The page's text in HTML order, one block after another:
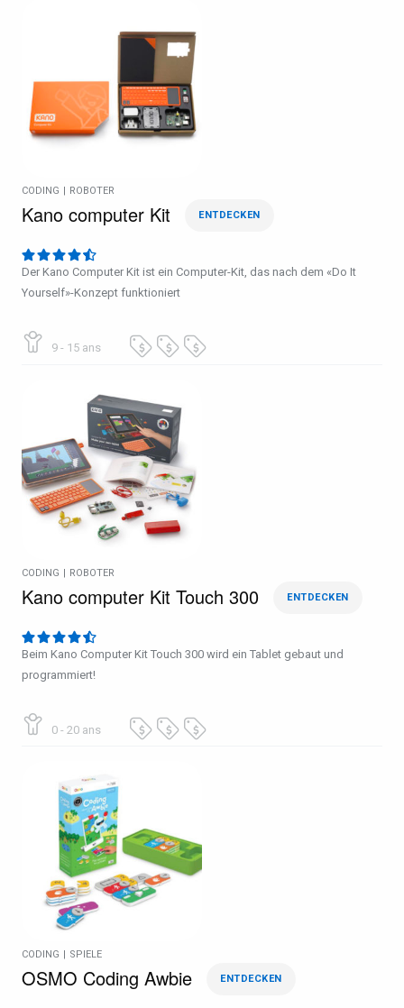
CODING ROBOTER
Kano computer Kit ENTDECKEN
Der Kano Computer Kit ist ein Computer-Kit, das nach dem «Do It
Yourself»-Konzept funktioniert
9 - 15 ans
CODING | ROBOTER
Kano computer Kit Touch 300 ENTDECKEN
Beim Kano Computer Kit Touch 300 wird ein Tablet gebaut und
programmiert!
0 - 20 ans
CODING | SPIELE
OSMO Coding Awbie ENTDECKEN